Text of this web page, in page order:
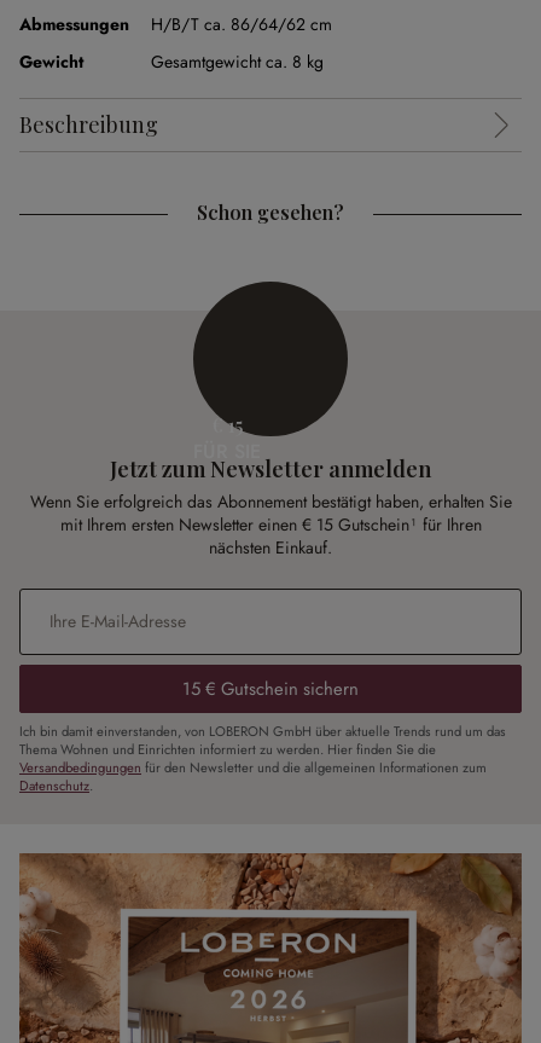
Abmessungen
H/B/T ca. 86/64/62 cm
Gewicht
Gesamtgewicht ca. 8 kg
Beschreibung
Schon gesehen?
€ 15
Jetzt zum Newsletter anmelden
Wenn Sie erfolgreich das Abonnement bestätigt haben, erhalten Sie
mit Ihrem ersten Newsletter einen € 15 Gutschein¹ für Ihren
nächsten Einkauf.
E-Mail-Adresse
15 € Gutschein sichern
Ich bin damit einverstanden, von LOBERON GmbH über aktuelle Trends rund um das
Thema Wohnen und Einrichten informiert zu werden. Hier finden Sie die
Versandbedingungen für den Newsletter und die allgemeinen Informationen zum
Datenschutz.